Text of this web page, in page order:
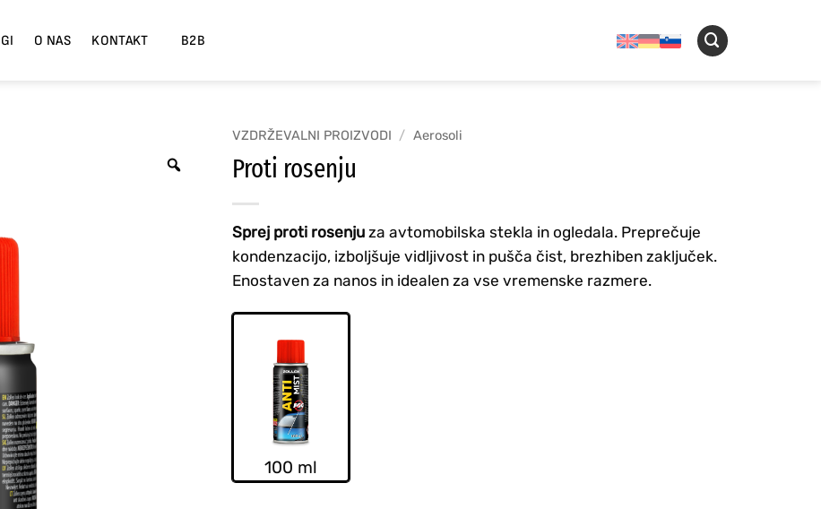
O NAS KONTAKT B2B
VZDRŽEVALNI PROIZVODI / Aerosoli
Proti rosenju
Sprej proti rosenju za avtomobilska stekla in ogledala. Preprečuje
kondenzacijo, izboljšuje vidljivost in pušča čist, brezhiben zaključek.
Enostaven za nanos in idealen za vse vremenske razmere.
100 ml